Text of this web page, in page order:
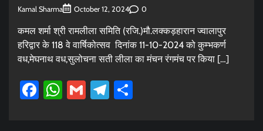
Kamal Sharma October 12, 2024 0
कमल शर्मा श्री रामलीला समिति (रजि.)मौ.लक्कड़हारान ज्वालापुर
हरिद्वार के 118 वे वार्षिकोत्सव दिनांक 11-10-2024 को कुम्भकर्ण
वध,मेघनाथ वध,सुलोचना सती लीला का मंचन रंगमंच पर किया […]
Facebook
WhatsApp
GmailTelegram